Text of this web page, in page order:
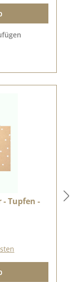
Tupfen -